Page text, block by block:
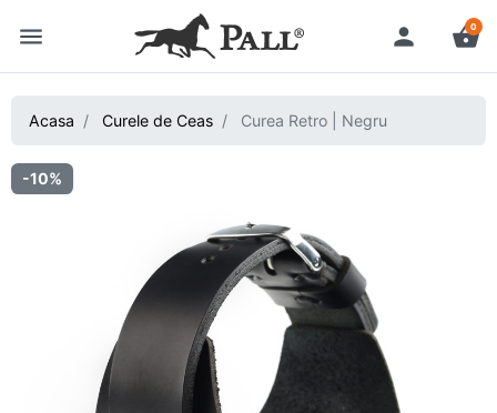
menu person shopping_basket
0
Acasa Curele de Ceas Curea Retro | Negru
-10%